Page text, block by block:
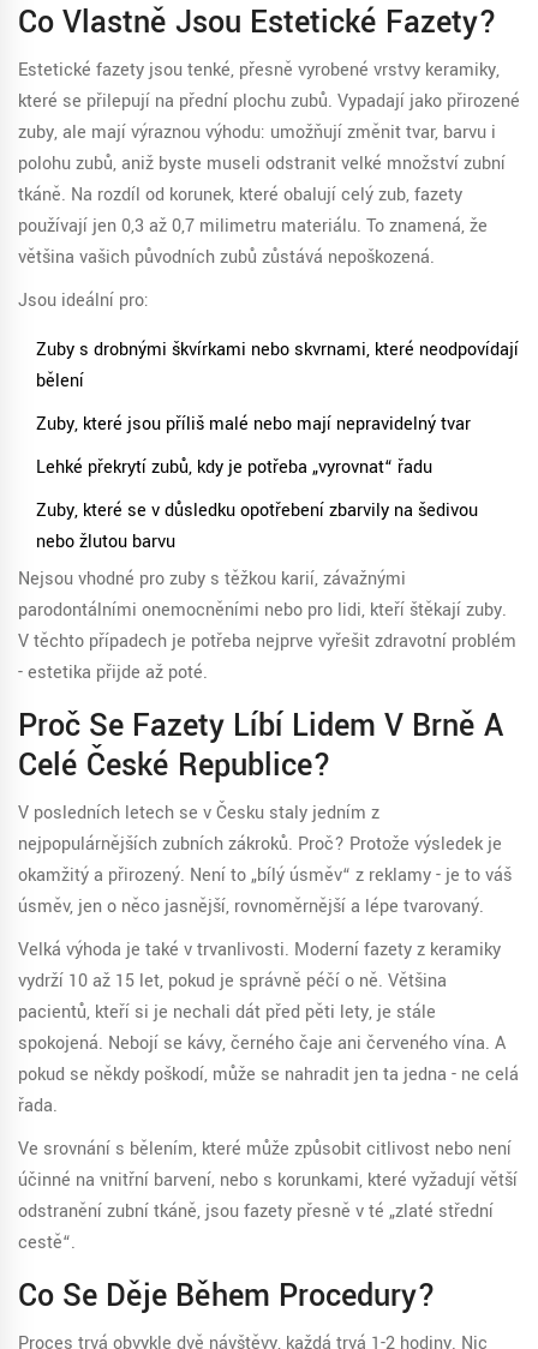
Co Vlastně Jsou Estetické Fazety?
Estetické fazety jsou tenké, přesně vyrobené vrstvy keramiky,
které se přilepují na přední plochu zubů. Vypadají jako přirozené
zuby, ale mají výraznou výhodu: umožňují změnit tvar, barvu i
polohu zubů, aniž byste museli odstranit velké množství zubní
tkáně. Na rozdíl od korunek, které obalují celý zub, fazety
používají jen 0,3 až 0,7 milimetru materiálu. To znamená, že
většina vašich původních zubů zůstává nepoškozená.
Jsou ideální pro:
Zuby s drobnými škvírkami nebo skvrnami, které neodpovídají
bělení
Zuby, které jsou příliš malé nebo mají nepravidelný tvar
Lehké překrytí zubů, kdy je potřeba „vyrovnat“ řadu
Zuby, které se v důsledku opotřebení zbarvily na šedivou
nebo žlutou barvu
Nejsou vhodné pro zuby s těžkou karií, závažnými
parodontálními onemocněními nebo pro lidi, kteří štěkají zuby.
V těchto případech je potřeba nejprve vyřešit zdravotní problém
- estetika přijde až poté.
Proč Se Fazety Líbí Lidem V Brně A
Celé České Republice?
V posledních letech se v Česku staly jedním z
nejpopulárnějších zubních zákroků. Proč? Protože výsledek je
okamžitý a přirozený. Není to „bílý úsměv“ z reklamy - je to váš
úsměv, jen o něco jasnější, rovnoměrnější a lépe tvarovaný.
Velká výhoda je také v trvanlivosti. Moderní fazety z keramiky
vydrží 10 až 15 let, pokud je správně péčí o ně. Většina
pacientů, kteří si je nechali dát před pěti lety, je stále
spokojená. Nebojí se kávy, černého čaje ani červeného vína. A
pokud se někdy poškodí, může se nahradit jen ta jedna - ne celá
řada.
Ve srovnání s bělením, které může způsobit citlivost nebo není
účinné na vnitřní barvení, nebo s korunkami, které vyžadují větší
odstranění zubní tkáně, jsou fazety přesně v té „zlaté střední
cestě“.
Co Se Děje Během Procedury?
Proces trvá obvykle dvě návštěvy, každá trvá 1-2 hodiny. Nic